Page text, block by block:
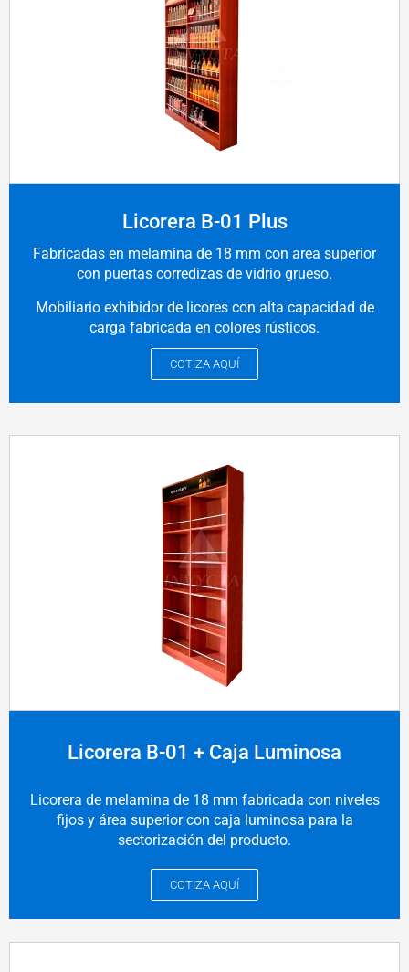
Licorera B-01 Plus
Fabricadas en melamina de 18 mm con area superior
con puertas corredizas de vidrio grueso.
Mobiliario exhibidor de licores con alta capacidad de
carga fabricada en colores rústicos.
COTIZA AQUÍ
Licorera B-01 + Caja Luminosa
Licorera de melamina de 18 mm fabricada con niveles
fijos y área superior con caja luminosa para la
sectorización del producto.
COTIZA AQUÍ